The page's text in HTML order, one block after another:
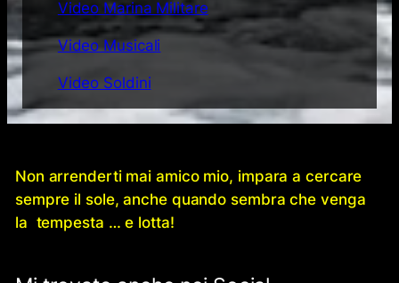
Video Marina Militare
Video Musicali
Video Soldini
Non arrenderti mai amico mio, impara a cercare
sempre il sole, anche quando sembra che venga
la tempesta … e lotta!